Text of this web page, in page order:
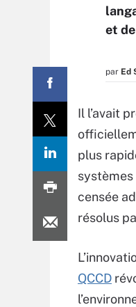
et
par Ed
Il l’avait
plus
systèmes
censée
résolus
QCCD